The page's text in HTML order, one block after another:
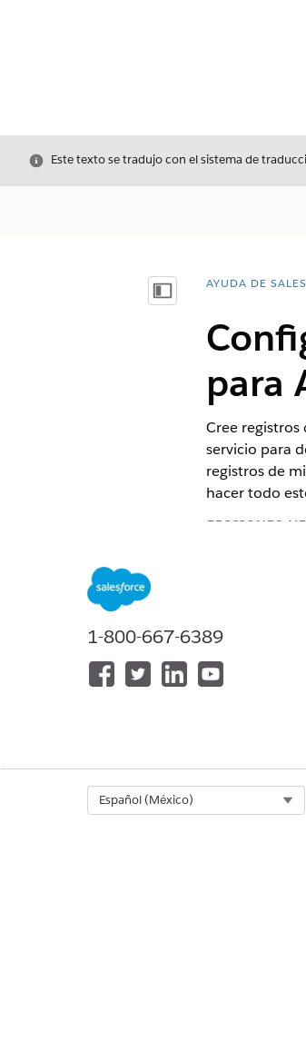
Cerrar
Este texto se tradujo con el sistema de
Mostrar índice de materias
Usted está
AYUDA DE
para
Cree registros
servicio para
registros de
hacer todo
EDICIONES
Crear
Cree un
Cree
domicilio.
Asignar un
difieren de
1-800-667-6389
Español (México)